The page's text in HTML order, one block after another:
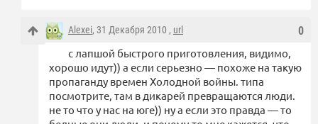
0
Alexei, 31 Декабря 2010 , url
с лапшой быстрого приготовления, видимо,
хорошо идут)) а если серьезно — похоже на такую
пропаганду времен Холодной войны. типа
посмотрите, там в дикарей превращаются люди.
не то что у нас на юге)) ну а если это правда — то